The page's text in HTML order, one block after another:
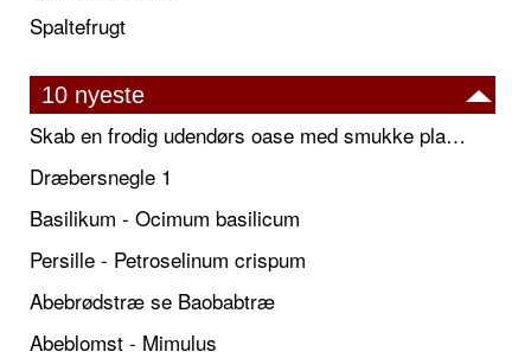
Spaltefrugt
10 nyeste
Skab en frodig udendørs oase med smukke plantekrukker og elegante espalier
Dræbersnegle 1
Basilikum - Ocimum basilicum
Persille - Petroselinum crispum
Abebrødstræ se Baobabtræ
Abeblomst - Mimulus